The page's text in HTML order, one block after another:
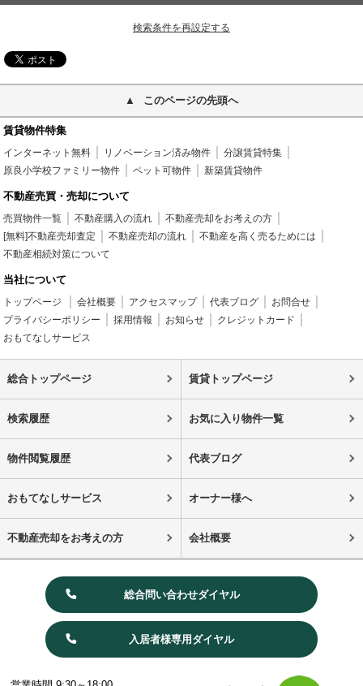
検索条件を再設定する
このページの先頭へ
賃貸物件特集
インターネット無料 リノベーション済み物件
分譲賃貸特集
原良小学校ファミリー物件
ペット可物件 新築賃貸物件
不動産売買・売却について
売買物件一覧 不動産購入の流れ
不動産売却をお考えの方
[無料]不動産売却査定
不動産売却の流れ
不動産を高く売るためには
不動産相続対策について
当社について
トップページ 会社概要 アクセスマップ 代表ブログ
お問合せ
プライバシーポリシー
採用情報 お知らせ
クレジットカード
おもてなしサービス
総合トップページ 賃貸トップページ
検索履歴 お気に入り物件一覧
物件閲覧履歴 代表ブログ
おもてなしサービス オーナー様へ
不動産売却をお考えの方 会社概要
総合問い合わせダイヤル
入居者様専用ダイヤル